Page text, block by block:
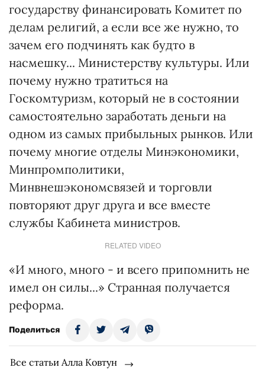
государству финансировать Комитет по
делам религий, а если все же нужно, то
зачем его подчинять как будто в
насмешку... Министерству культуры. Или
почему нужно тратиться на
Госкомтуризм, который не в состоянии
самостоятельно заработать деньги на
одном из самых прибыльных рынков. Или
почему многие отделы Минэкономики,
Минпромполитики,
Минвнешэкономсвязей и торговли
повторяют друг друга и все вместе
службы Кабинета министров.
RELATED VIDEO
«И много, много - и всего припомнить не
имел он силы...» Странная получается
реформа.
Поделиться
Все статьи Алла Ковтун